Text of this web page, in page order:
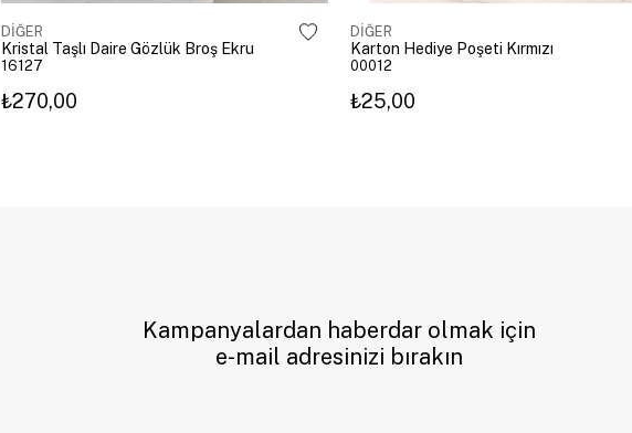
DİĞER
Kristal Taşlı Daire Gözlük Broş Ekru
16127
₺270,00
DİĞER
Karton Hediye Poşeti Kırmızı
00012
₺25,00
Kampanyalardan haberdar olmak için
e-mail adresinizi bırakın